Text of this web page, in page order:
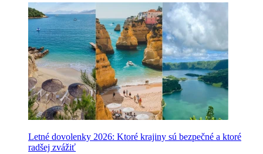
Letné dovolenky 2026: Ktoré krajiny sú bezpečné a ktoré
radšej zvážiť